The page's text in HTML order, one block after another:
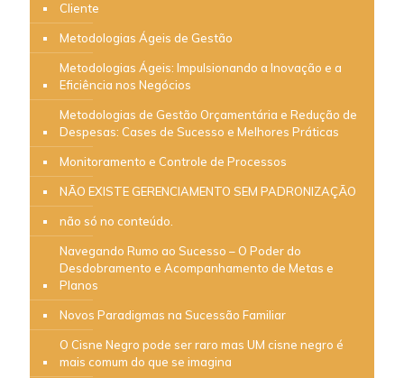
Cliente
Metodologias Ágeis de Gestão
Metodologias Ágeis: Impulsionando a Inovação e a
Eficiência nos Negócios
Metodologias de Gestão Orçamentária e Redução de
Despesas: Cases de Sucesso e Melhores Práticas
Monitoramento e Controle de Processos
NÃO EXISTE GERENCIAMENTO SEM PADRONIZAÇÃO
não só no conteúdo.
Navegando Rumo ao Sucesso – O Poder do
Desdobramento e Acompanhamento de Metas e
Planos
Novos Paradigmas na Sucessão Familiar
O Cisne Negro pode ser raro mas UM cisne negro é
mais comum do que se imagina